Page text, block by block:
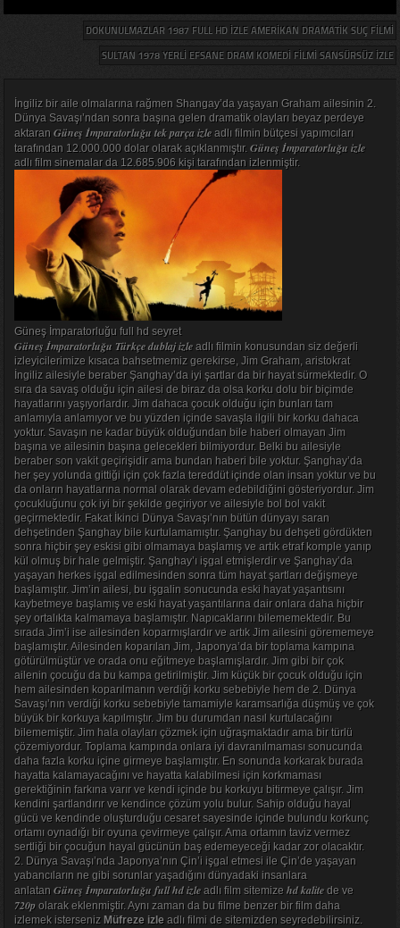
DOKUNULMAZLAR 1987 FULL HD IZLE AMERIKAN DRAMATIK SUÇ FILMI
SULTAN 1978 YERLI EFSANE DRAM KOMEDI FILMI SANSÜRSÜZ IZLE
İngiliz bir aile olmalarına rağmen Shangay’da yaşayan Graham ailesinin 2.
Dünya Savaşı’ndan sonra başına gelen dramatik olayları beyaz perdeye
aktaran Güneş İmparatorluğu tek parça izleadlı filmin bütçesi yapımcıları
tarafından 12.000.000 dolar olarak açıklanmıştır. Güneş İmparatorluğu izle
adlı film sinemalar da 12.685.906 kişi tarafından izlenmiştir.
Güneş İmparatorluğu full hd seyret
Güneş İmparatorluğu Türkçe dublaj izleadlı filmin konusundan siz değerli
izleyicilerimize kısaca bahsetmemiz gerekirse, Jim Graham, aristokrat
İngiliz ailesiyle beraber Şanghay’da iyi şartlar da bir hayat sürmektedir. O
sıra da savaş olduğu için ailesi de biraz da olsa korku dolu bir biçimde
hayatlarını yaşıyorlardır. Jim dahaca çocuk olduğu için bunları tam
anlamıyla anlamıyor ve bu yüzden içinde savaşla ilgili bir korku dahaca
yoktur. Savaşın ne kadar büyük olduğundan bile haberi olmayan Jim
başına ve ailesinin başına gelecekleri bilmiyordur. Belki bu ailesiyle
beraber son vakit geçirişidir ama bundan haberi bile yoktur. Şanghay’da
her şey yolunda gittiği için çok fazla tereddüt içinde olan insan yoktur ve bu
da onların hayatlarına normal olarak devam edebildiğini gösteriyordur. Jim
çocukluğunu çok iyi bir şekilde geçiriyor ve ailesiyle bol bol vakit
geçirmektedir. Fakat İkinci Dünya Savaşı’nın bütün dünyayı saran
dehşetinden Şanghay bile kurtulamamıştır. Şanghay bu dehşeti gördükten
sonra hiçbir şey eskisi gibi olmamaya başlamış ve artık etraf komple yanıp
kül olmuş bir hale gelmiştir. Şanghay’ı işgal etmişlerdir ve Şanghay’da
yaşayan herkes işgal edilmesinden sonra tüm hayat şartları değişmeye
başlamıştır. Jim’in ailesi, bu işgalin sonucunda eski hayat yaşantısını
kaybetmeye başlamış ve eski hayat yaşantılarına dair onlara daha hiçbir
şey ortalıkta kalmamaya başlamıştır. Napıcaklarını bilememektedir. Bu
sırada Jim’i ise ailesinden koparmışlardır ve artık Jim ailesini görememeye
başlamıştır. Ailesinden koparılan Jim, Japonya’da bir toplama kampına
götürülmüştür ve orada onu eğitmeye başlamışlardır. Jim gibi bir çok
ailenin çocuğu da bu kampa getirilmiştir. Jim küçük bir çocuk olduğu için
hem ailesinden koparılmanın verdiği korku sebebiyle hem de 2. Dünya
Savaşı’nın verdiği korku sebebiyle tamamiyle karamsarlığa düşmüş ve çok
büyük bir korkuya kapılmıştır. Jim bu durumdan nasıl kurtulacağını
bilememiştir. Jim hala olayları çözmek için uğraşmaktadır ama bir türlü
çözemiyordur. Toplama kampında onlara iyi davranılmaması sonucunda
daha fazla korku içine girmeye başlamıştır. En sonunda korkarak burada
hayatta kalamayacağını ve hayatta kalabilmesi için korkmaması
gerektiğinin farkına varır ve kendi içinde bu korkuyu bitirmeye çalışır. Jim
kendini şartlandırır ve kendince çözüm yolu bulur. Sahip olduğu hayal
gücü ve kendinde oluşturduğu cesaret sayesinde içinde bulundu korkunç
ortamı oynadığı bir oyuna çevirmeye çalışır. Ama ortamın taviz vermez
sertliği bir çocuğun hayal gücünün baş edemeyeceği kadar zor olacaktır.
2. Dünya Savaşı’nda Japonya’nın Çin’i işgal etmesi ile Çin’de yaşayan
yabancıların ne gibi sorunlar yaşadığını dünyadaki insanlara
anlatan Güneş İmparatorluğu full hd izleadlı film sitemize hd kalitede ve
720polarak eklenmiştir. Aynı zaman da bu filme benzer bir film daha
izlemek isterseniz Müfreze izleadlı filmi de sitemizden seyredebilirsiniz.